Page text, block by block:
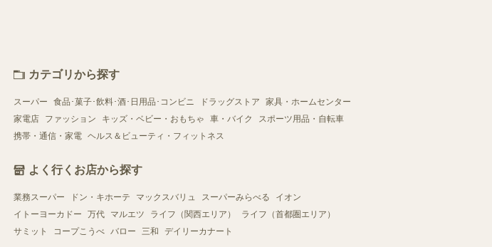
カテゴリから探す
スーパー 食品･菓子･飲料･酒･日用品･コンビニ ドラッグストア
家具・ホームセンター
家電店
ファッション キッズ・ベビー・おもちゃ 車・バイク
スポーツ用品・自転車
携帯・通信・家電 ヘルス＆ビューティ・フィットネス
よく行くお店から探す
業務スーパー ドン・キホーテ マックスバリュ スーパーみらべる
イオン
イトーヨーカドー
万代 マルエツ ライフ（関西エリア）
ライフ（首都圏エリア）
サミット
コープこうべ バロー 三和 デイリーカナート